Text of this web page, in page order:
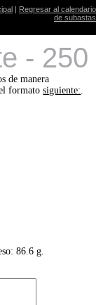
| Regresar al calendario
de subastas
- 250
de manera
el formatosiguiente:.
86.6 g.